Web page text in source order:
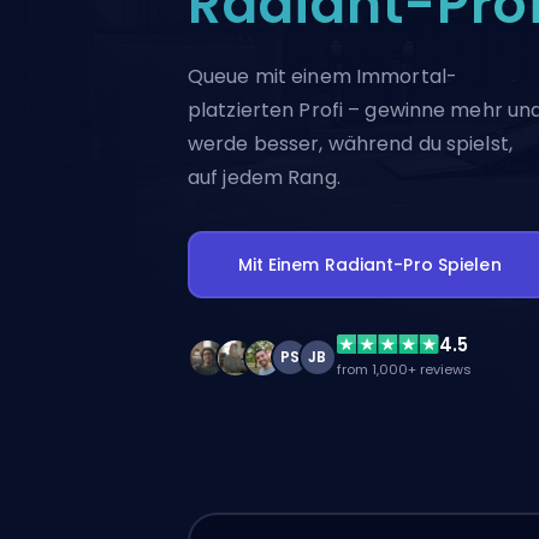
Queue mit einem Immortal-
platzierten Profi – gewinne mehr
werde besser, während du spielst,
auf jedem Rang.
Mit Einem Radiant-Pro Spielen
PS JB 4.5
from 1,000+ reviews